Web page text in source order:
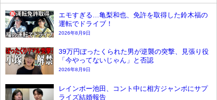
エモすぎる…亀梨和也、免許を取得した鈴木福の
運転でドライブ！
2026年8月9日
39万円ぼったくられた男が逆襲の突撃、見張り役
「今やってないじゃん」と否認
2026年8月9日
レインボー池田、コント中に相方ジャンボにサプ
ライズ結婚報告